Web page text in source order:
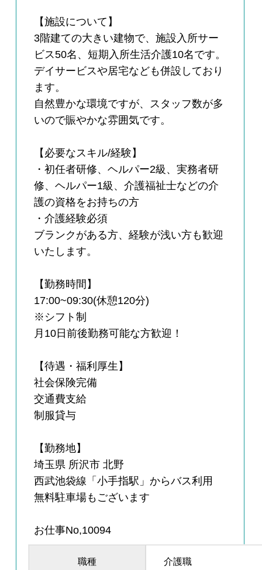
【施設について】
3階建ての大きい建物で、施設入所サー
ビス50名、短期入所生活介護10名です。
デイサービスや居宅なども併設しており
ます。
自然豊かな環境ですが、スタッフ数が多
いので賑やかな雰囲気です。
【必要なスキル/経験】
・初任者研修、ヘルパー2級、実務者研
修、ヘルパー1級、介護福祉士などの介
護の資格をお持ちの方
・介護経験必須
ブランクがある方、経験が浅い方も歓迎
いたします。
【勤務時間】
17:00~09:30(休憩120分)
※シフト制
月10日前後勤務可能な方歓迎！
【待遇・福利厚生】
社会保険完備
交通費支給
制服貸与
【勤務地】
埼玉県 所沢市 北野
西武池袋線「小手指駅」からバス利用
無料駐車場もございます
お仕事No,10094
職種 介護職